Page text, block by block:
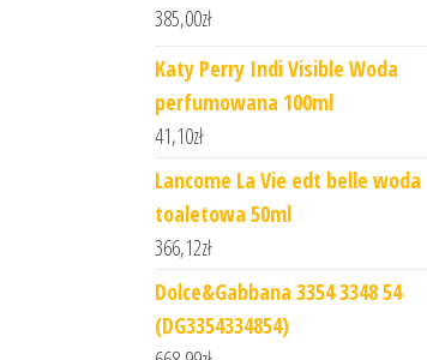
385,00zł
Katy Perry Indi Visible Woda
perfumowana 100ml
41,10zł
Lancome La Vie edt belle woda
toaletowa 50ml
366,12zł
Dolce&Gabbana 3354 3348 54
(DG3354334854)